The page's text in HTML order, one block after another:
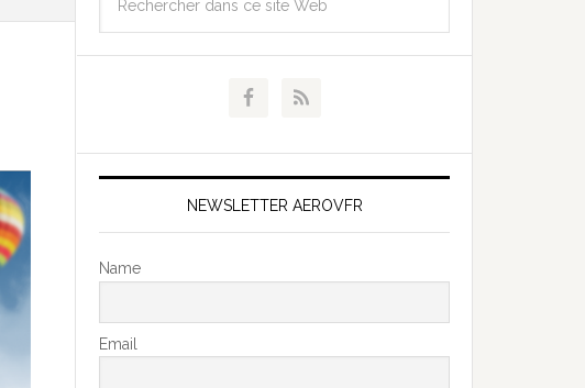
NEWSLETTER AEROVFR
Name
Email